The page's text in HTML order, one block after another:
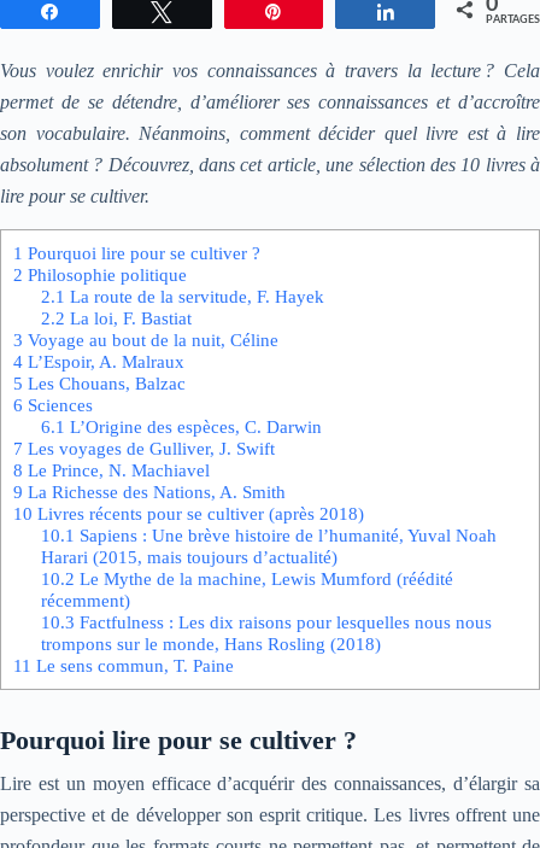
Enregistrer Partagez 0
PARTAGES
Vous voulez enrichir vos connaissances à travers la lecture ? Cela
permet de se détendre, d’améliorer ses connaissances et d’accroître
son vocabulaire. Néanmoins, comment décider quel livre est à lire
absolument ? Découvrez, dans cet article, une sélection des 10 livres à
lire pour se cultiver.
1 Pourquoi lire pour se cultiver ?
2 Philosophie politique
2.1 La route de la servitude, F. Hayek
2.2 La loi, F. Bastiat
3 Voyage au bout de la nuit, Céline
4 L’Espoir, A. Malraux
5 Les Chouans, Balzac
6 Sciences
6.1 L’Origine des espèces, C. Darwin
7 Les voyages de Gulliver, J. Swift
8 Le Prince, N. Machiavel
9 La Richesse des Nations, A. Smith
10 Livres récents pour se cultiver (après 2018)
10.1 Sapiens : Une brève histoire de l’humanité, Yuval Noah
Harari (2015, mais toujours d’actualité)
10.2 Le Mythe de la machine, Lewis Mumford (réédité
récemment)
10.3 Factfulness : Les dix raisons pour lesquelles nous nous
trompons sur le monde, Hans Rosling (2018)
11 Le sens commun, T. Paine
Pourquoi lire pour se cultiver ?
Lire est un moyen efficace d’acquérir des connaissances, d’élargir sa
perspective et de développer son esprit critique. Les livres offrent une